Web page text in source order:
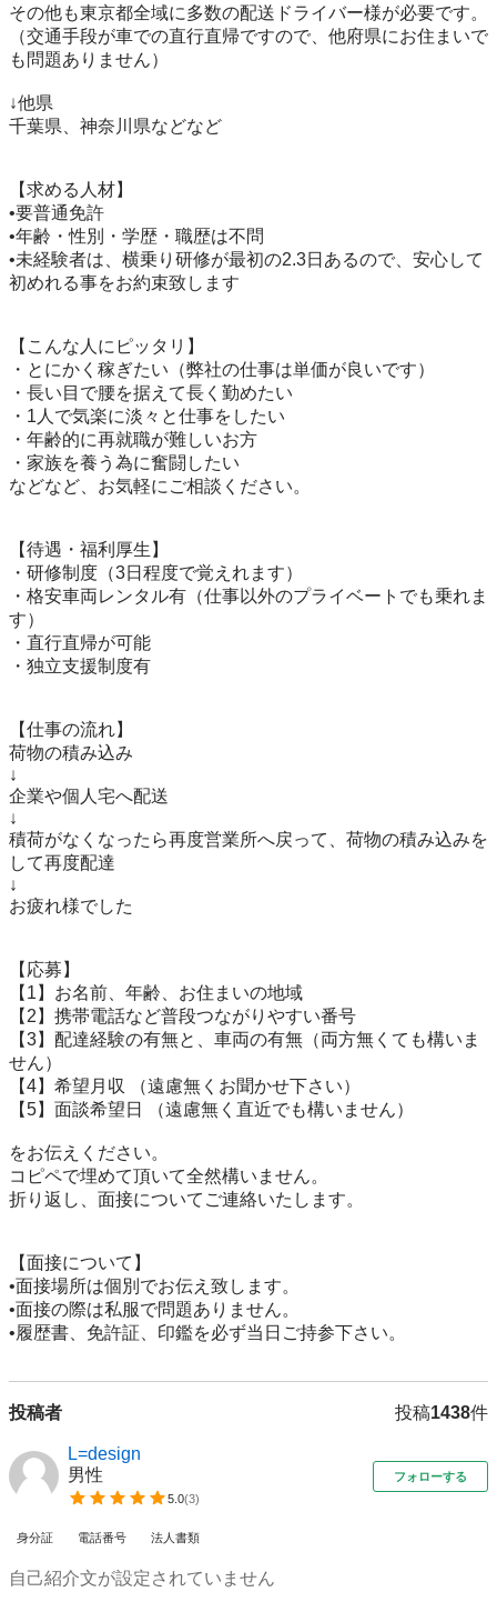
その他も東京都全域に多数の配送ドライバー様が必要です。
（交通手段が車での直行直帰ですので、他府県にお住まいで
も問題ありません）
↓他県
千葉県、神奈川県などなど
【求める人材】
•要普通免許
•年齢・性別・学歴・職歴は不問
•未経験者は、横乗り研修が最初の2.3日あるので、安心して
初めれる事をお約束致します
【こんな人にピッタリ】
・とにかく稼ぎたい（弊社の仕事は単価が良いです）
・長い目で腰を据えて長く勤めたい
・1人で気楽に淡々と仕事をしたい
・年齢的に再就職が難しいお方
・家族を養う為に奮闘したい
などなど、お気軽にご相談ください。
【待遇・福利厚生】
・研修制度（3日程度で覚えれます）
・格安車両レンタル有（仕事以外のプライベートでも乗れま
す）
・直行直帰が可能
・独立支援制度有
【仕事の流れ】
荷物の積み込み
↓
企業や個人宅へ配送
↓
積荷がなくなったら再度営業所へ戻って、荷物の積み込みを
して再度配達
↓
お疲れ様でした
【応募】
【1】お名前、年齢、お住まいの地域
【2】携帯電話など普段つながりやすい番号
【3】配達経験の有無と、車両の有無（両方無くても構いま
せん）
【4】希望月収 （遠慮無くお聞かせ下さい）
【5】面談希望日 （遠慮無く直近でも構いません）
をお伝えください。
コピペで埋めて頂いて全然構いません。
折り返し、面接についてご連絡いたします。
【面接について】
•面接場所は個別でお伝え致します。
•面接の際は私服で問題ありません。
•履歴書、免許証、印鑑を必ず当日ご持参下さい。
投稿者 投稿1438件
L=design
男性
5.0(3)
フォローする
身分証 電話番号 法人書類
自己紹介文が設定されていません